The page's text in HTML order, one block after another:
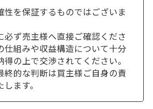
性を保証するものではございま
必ず売主様へ直接ご確認くださ
仕組みや収益構造について十分
得の上で交渉されてください。
終的な判断は買主様ご自身の責
ます。